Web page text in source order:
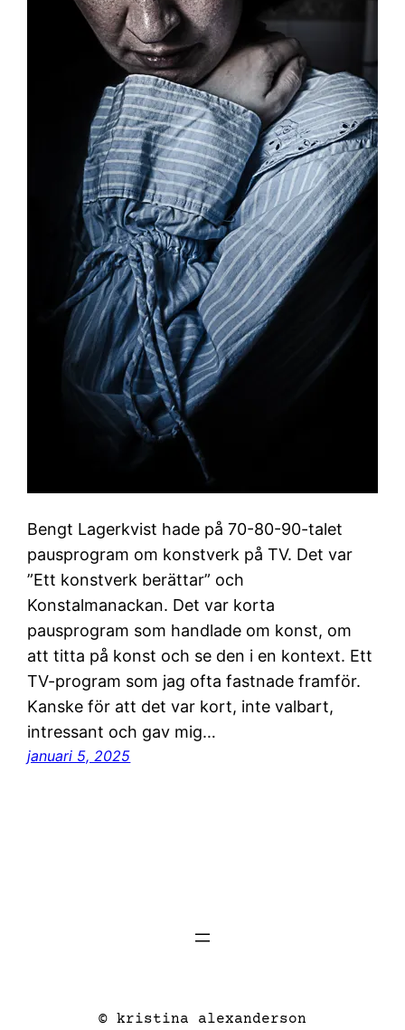
Bengt Lagerkvist hade på 70-80-90-talet
pausprogram om konstverk på TV. Det var
”Ett konstverk berättar” och
Konstalmanackan. Det var korta
pausprogram som handlade om konst, om
att titta på konst och se den i en kontext. Ett
TV-program som jag ofta fastnade framför.
Kanske för att det var kort, inte valbart,
intressant och gav mig…
januari 5, 2025
© kristina alexanderson